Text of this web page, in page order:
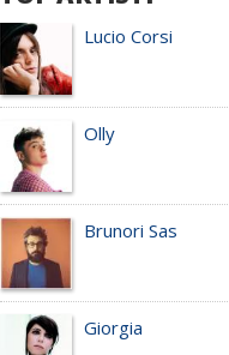
Lucio Corsi
Olly
Brunori Sas
Giorgia